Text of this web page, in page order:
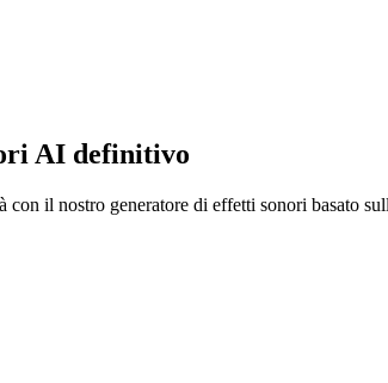
AI definitivo
il nostro generatore di effetti sonori basato